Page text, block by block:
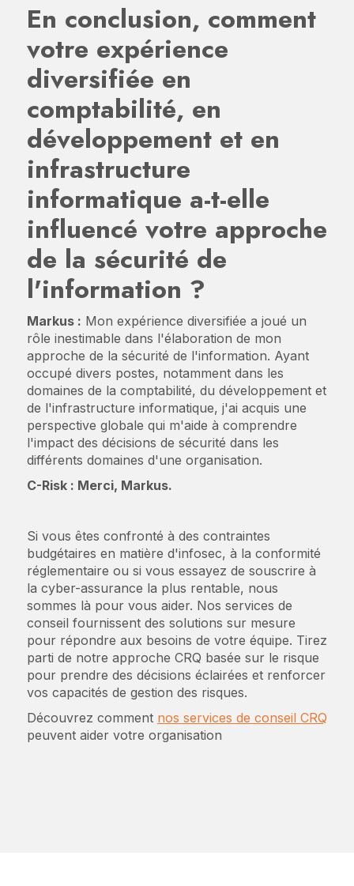
En conclusion, comment
votre expérience
diversifiée en
comptabilité, en
développement et en
infrastructure
informatique a-t-elle
influencé votre approche
de la sécurité de
l'information ?
Markus : Mon expérience diversifiée a joué un
rôle inestimable dans l'élaboration de mon
approche de la sécurité de l'information. Ayant
occupé divers postes, notamment dans les
domaines de la comptabilité, du développement et
de l'infrastructure informatique, j'ai acquis une
perspective globale qui m'aide à comprendre
l'impact des décisions de sécurité dans les
différents domaines d'une organisation.
C-Risk : Merci, Markus.
Si vous êtes confronté à des contraintes
budgétaires en matière d'infosec, à la conformité
réglementaire ou si vous essayez de souscrire à
la cyber-assurance la plus rentable, nous
sommes là pour vous aider. Nos services de
conseil fournissent des solutions sur mesure
pour répondre aux besoins de votre équipe. Tirez
parti de notre approche CRQ basée sur le risque
pour prendre des décisions éclairées et renforcer
vos capacités de gestion des risques.
Découvrez comment nos services de conseil CRQ
peuvent aider votre organisation